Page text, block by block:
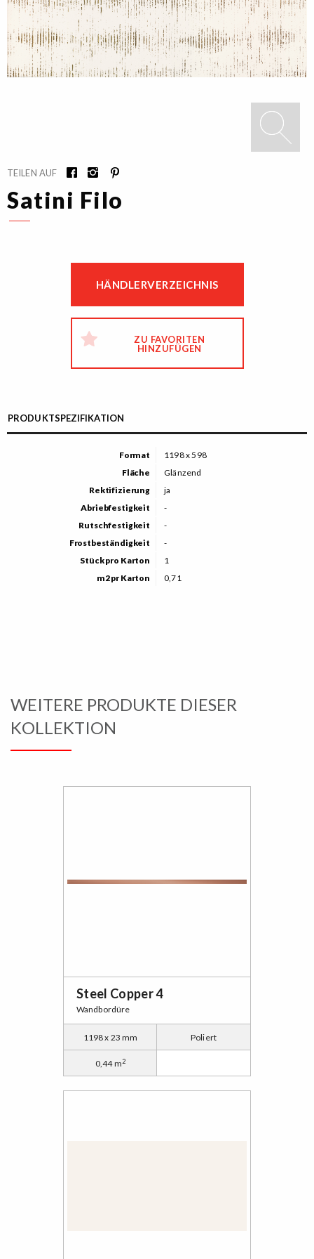
TEILEN AUF
Satini Filo
HÄNDLERVERZEICHNIS
ZU FAVORITEN
HINZUFÜGEN
PRODUKTSPEZIFIKATION
Format
1198 x 598
Fläche
Glänzend
Rektifizierung
ja
Abriebfestigkeit
-
Rutschfestigkeit
-
Frostbeständigkeit
-
Stück pro Karton
1
m2 pr Karton
0,71
WEITERE PRODUKTE DIESER
KOLLEKTION
Steel Copper 4
Wandbordüre
1198 x 23 mm Poliert
0,44 m2